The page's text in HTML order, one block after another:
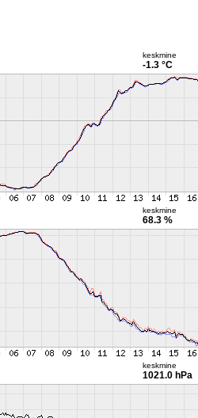
keskmine
-1.3 °C
keskmine
68.3 %
keskmine
1021.0 hPa